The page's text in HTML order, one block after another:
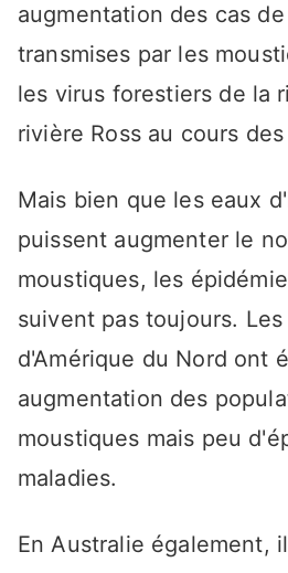
augmentation des cas
transmises par les
les virus forestiers de la
rivière Ross au cours
Mais bien que les eaux
puissent augmenter le
moustiques, les
suivent pas toujours. Les
d'Amérique du Nord ont
augmentation des
moustiques mais peu
maladies.
En Australie également,